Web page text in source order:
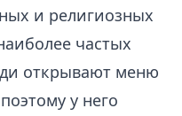
и религиозных
частых
открывают меню
у него